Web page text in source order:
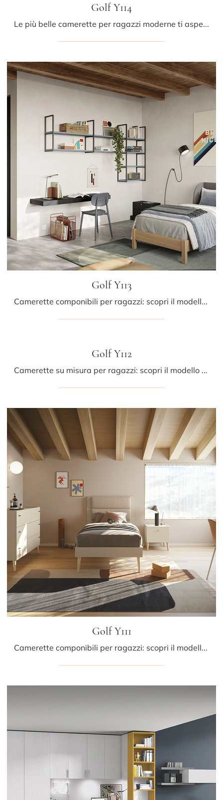
Golf Y114
Le più belle camerette per ragazzi moderne ti aspettano! Scopri il modello Golf Y114 di Colombini Casa.
Golf Y113
Camerette componibili per ragazzi: scopri il modello in melaminico Golf Y113 di Colombini Casa per stanzette moderne.
Golf Y112
Camerette su misura per ragazzi: scopri il modello in melaminico Golf Y112 di Colombini Casa per stanzette moderne.
Golf Y111
Camerette componibili per ragazzi: scopri il modello in melaminico Golf Y111 di Colombini Casa per stanzette moderne.